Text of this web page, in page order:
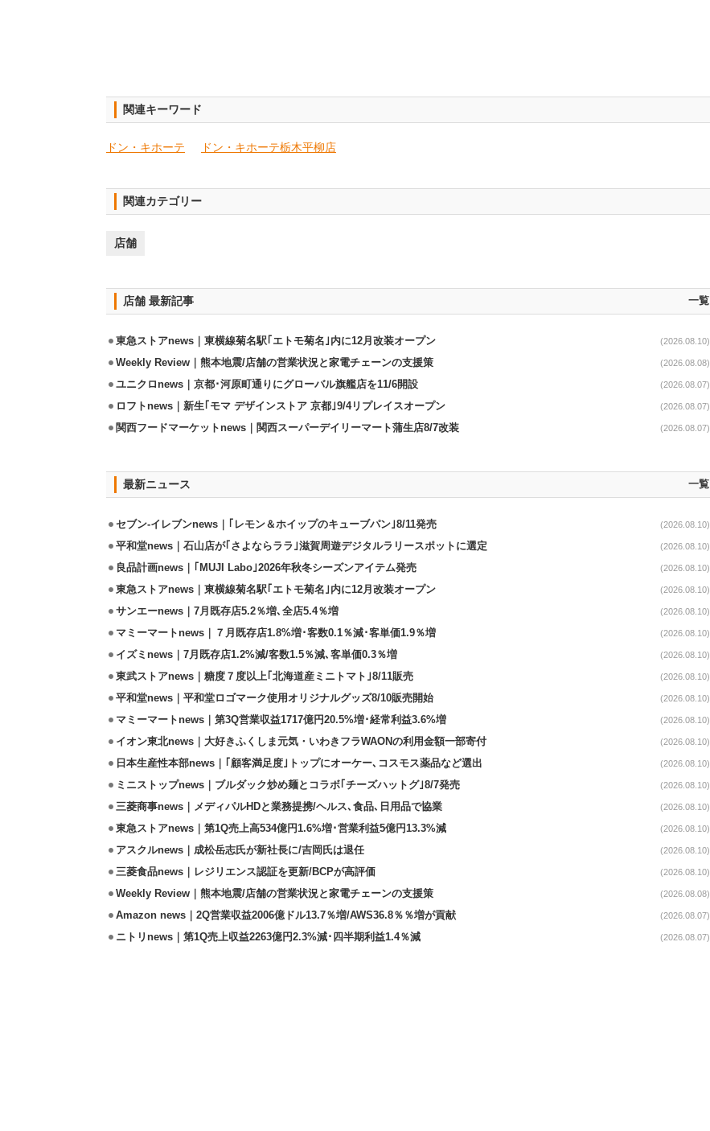
関連キーワード
ドン・キホーテ ドン・キホーテ栃木平柳店
関連カテゴリー
店舗
店舗 最新記事 一覧
東急ストアnews｜東横線菊名駅｢エトモ菊名｣内に12月改装オープン (2026.08.10)
Weekly Review｜熊本地震/店舗の営業状況と家電チェーンの支援策 (2026.08.08)
ユニクロnews｜京都･河原町通りにグローバル旗艦店を11/6開設 (2026.08.07)
ロフトnews｜新生｢モマ デザインストア 京都｣9/4リプレイスオープン (2026.08.07)
関西フードマーケットnews｜関西スーパーデイリーマート蒲生店8/7改装 (2026.08.07)
最新ニュース 一覧
セブン-イレブンnews｜｢レモン＆ホイップのキューブパン｣8/11発売 (2026.08.10)
平和堂news｜石山店が｢さよならララ｣滋賀周遊デジタルラリースポットに選定 (2026.08.10)
良品計画news｜｢MUJI Labo｣2026年秋冬シーズンアイテム発売 (2026.08.10)
東急ストアnews｜東横線菊名駅｢エトモ菊名｣内に12月改装オープン (2026.08.10)
サンエーnews｜7月既存店5.2％増､全店5.4％増 (2026.08.10)
マミーマートnews｜７月既存店1.8%増･客数0.1％減･客単価1.9％増 (2026.08.10)
イズミnews｜7月既存店1.2%減/客数1.5％減､客単価0.3％増 (2026.08.10)
東武ストアnews｜糖度７度以上｢北海道産ミニトマト｣8/11販売 (2026.08.10)
平和堂news｜平和堂ロゴマーク使用オリジナルグッズ8/10販売開始 (2026.08.10)
マミーマートnews｜第3Q営業収益1717億円20.5%増･経常利益3.6%増 (2026.08.10)
イオン東北news｜大好きふくしま元気・いわきフラWAONの利用金額一部寄付 (2026.08.10)
日本生産性本部news｜｢顧客満足度｣トップにオーケー､コスモス薬品など選出 (2026.08.10)
ミニストップnews｜ブルダック炒め麺とコラボ｢チーズハットグ｣8/7発売 (2026.08.10)
三菱商事news｜メディパルHDと業務提携/ヘルス､食品､日用品で協業 (2026.08.10)
東急ストアnews｜第1Q売上高534億円1.6%増･営業利益5億円13.3%減 (2026.08.10)
アスクルnews｜成松岳志氏が新社長に/吉岡氏は退任 (2026.08.10)
三菱食品news｜レジリエンス認証を更新/BCPが高評価 (2026.08.10)
Weekly Review｜熊本地震/店舗の営業状況と家電チェーンの支援策 (2026.08.08)
Amazon news｜2Q営業収益2006億ドル13.7％増/AWS36.8％％増が貢献 (2026.08.07)
ニトリnews｜第1Q売上収益2263億円2.3%減･四半期利益1.4％減 (2026.08.07)